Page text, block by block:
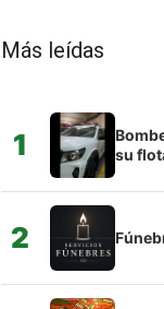
Más leídas
1
su
2